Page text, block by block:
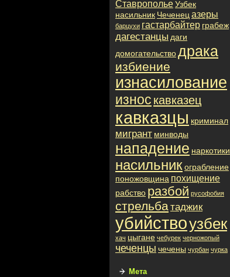
Ставрополье Узбек
насильник Чеченец азеры
барцухи гастарбайтер грабеж
дагестанцы даги
домогательство драка
избиение
изнасилование
износ кавказец
кавказцы криминал
мигрант минводы
нападение наркотики
насильник ограбление
поножовщина похищение
рабство разбой русофобия
стрельбатаджик
убийствоузбек
хач цыгане чебурек черножопый
чеченцы чечены чурбан чурка
Мета